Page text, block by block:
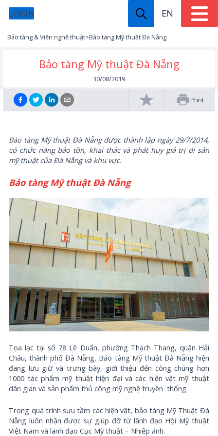
LOGIN EN
Bảo tàng & Viện nghệ thuật>Bảo tàng Mỹ thuật Đà Nẵng
Bảo tàng Mỹ thuật Đà Nẵng
30/08/2019
Print
Bảo tàng Mỹ thuật Đà Nẵng được thành lập ngày 29/7/2014,
có chức năng bảo tồn, khai thác và phát huy giá trị di sản
mỹ thuật của Đà Nẵng và khu vực.
Bảo tàng Mỹ thuật Đà Nẵng
Tọa lạc tại số 78 Lê Duẩn, phường Thạch Thang, quận Hải
Châu, thành phố Đà Nẵng, Bảo tàng Mỹ thuật Đà Nẵng hiện
đang lưu giữ và trưng bày, giới thiệu đến công chúng hơn
1000 tác phẩm mỹ thuật hiện đại và các hiện vật mỹ thuật
dân gian và sản phẩm thủ công mỹ nghệ truyền thống.
Trong quá trình sưu tầm các hiện vật, bảo tàng Mỹ Thuật Đà
Nẵng luôn nhận được sự giúp đỡ từ lãnh đạo Hội Mỹ thuật
Việt Nam và lãnh đạo Cục Mỹ thuật – Nhiếp ảnh.